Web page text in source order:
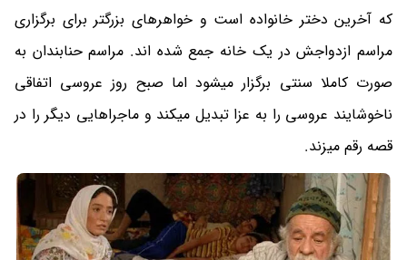
که آخرین دختر خانواده است و خواهرهای بزرگتر برای برگزاری
مراسم ازدواجش در یک خانه جمع شده اند. مراسم حنابندان به
صورت کاملا سنتی برگزار میشود اما صبح روز عروسی اتفاقی
ناخوشایند عروسی را به عزا تبدیل میکند و ماجراهایی دیگر را در
قصه رقم میزند.